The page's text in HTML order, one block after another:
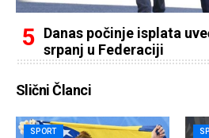
Danas počinje isplata
srpanj u Federaciji
Slični Članci
SPORT